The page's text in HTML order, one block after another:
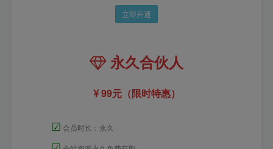
立即开通
永久合伙人
99元（限时特惠）
☑ 会员时长：永久